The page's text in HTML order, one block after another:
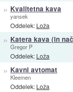
» Kvalitetna kava
yansek
Oddelek: Loža
» Katera kava (in
Gregor P
Oddelek: Loža
» Kavni avtomat
Kleemen
Oddelek: Loža